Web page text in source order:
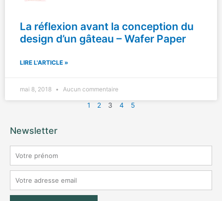
La réflexion avant la conception du
design d’un gâteau – Wafer Paper
LIRE L'ARTICLE »
mai 8, 2018 Aucun commentaire
1 2 3 4 5
Newsletter